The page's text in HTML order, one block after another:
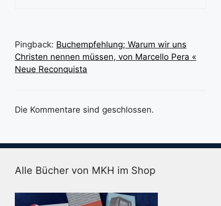
Pingback: Buchempfehlung; Warum wir uns
Christen nennen müssen, von Marcello Pera «
Neue Reconquista
Die Kommentare sind geschlossen.
Alle Bücher von MKH im Shop